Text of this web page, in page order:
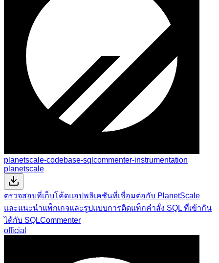
planetscale-codebase-sqlcommenter-instrumentation
planetscale
ตรวจสอบที่เก็บโค้ดแอปพลิเคชันที่เชื่อมต่อกับ PlanetScale
และแนะนำแพ็กเกจและรูปแบบการติดแท็กคำสั่ง SQL ที่เข้ากัน
ได้กับ SQLCommenter
official